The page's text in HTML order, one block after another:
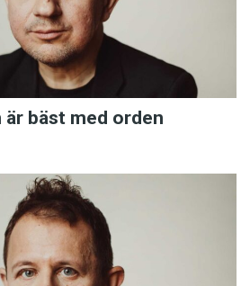
är bäst med orden